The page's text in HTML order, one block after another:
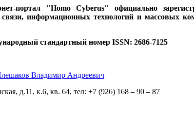
портал "Homo Cyberus" официально
информационных технологий и массовых
стандартный номер ISSN: 2686-7125
Владимир Андреевич
д.11, к.6, кв. 64, тел: +7 (926) 168 – 90 – 87